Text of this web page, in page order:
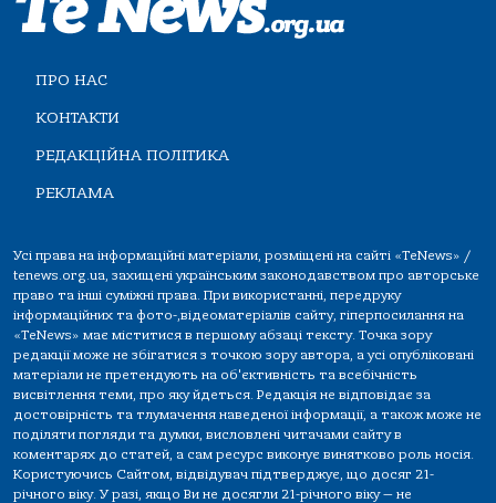
ПРО НАС
КОНТАКТИ
РЕДАКЦІЙНА ПОЛІТИКА
РЕКЛАМА
Усі права на інформаційні матеріали, розміщені на сайті «TeNews» /
tenews.org.ua, захищені українським законодавством про авторське
право та інші суміжні права. При використанні, передруку
інформаційних та фото-,відеоматеріалів сайту, гіперпосилання на
«TeNews» має міститися в першому абзаці тексту. Точка зору
редакції може не збігатися з точкою зору автора, а усі опубліковані
матеріали не претендують на об'єктивність та всебічність
висвітлення теми, про яку йдеться. Редакція не відповідає за
достовірність та тлумачення наведеної інформації, а також може не
поділяти погляди та думки, висловлені читачами сайту в
коментарях до статей, а сам ресурс виконує винятково роль носія.
Користуючись Сайтом, відвідувач підтверджує, що досяг 21-
річного віку. У разі, якщо Ви не досягли 21-річного віку — не